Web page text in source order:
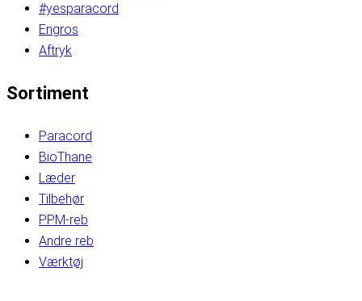
#yesparacord
Engros
Aftryk
Sortiment
Paracord
BioThane
Læder
Tilbehør
PPM-reb
Andre reb
Værktøj